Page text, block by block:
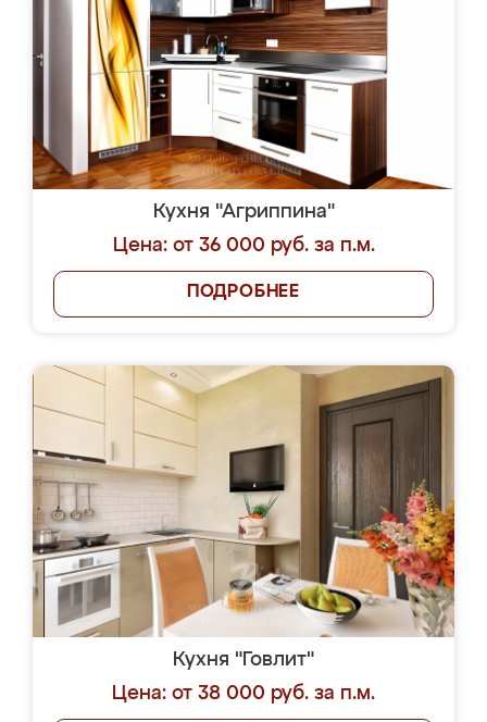
Кухня "Агриппина"
Цена: от 36 000 руб. за п.м.
ПОДРОБНЕЕ
Кухня "Говлит"
Цена: от 38 000 руб. за п.м.